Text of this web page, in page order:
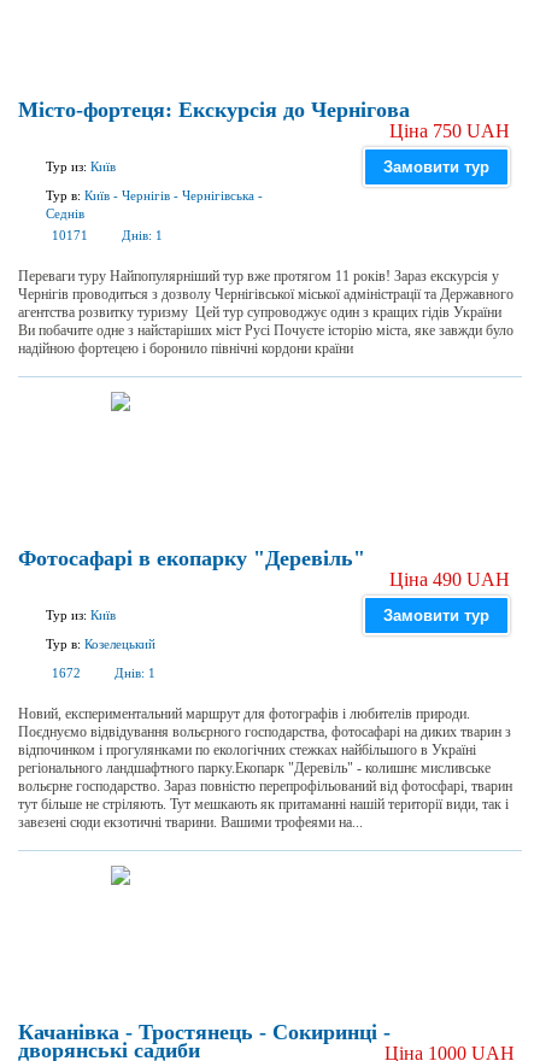
Місто-фортеця: Екскурсія до Чернігова
Тур из: Київ
Тур в: Київ - Чернігів - Чернігівська -
Седнів
10171
Днів: 1
Ціна 750 UAH
Замовити тур
Переваги туру Найпопулярніший тур вже протягом 11 років! Зараз екскурсія у
Чернігів проводиться з дозволу Чернігівської міської адміністрації та Державного
агентства розвитку туризму Цей тур супроводжує один з кращих гідів України
Ви побачите одне з найстаріших міст Русі Почуєте історію міста, яке завжди було
надійною фортецею і боронило північні кордони країни
Фотосафарі в екопарку "Деревіль"
Тур из: Київ
Тур в: Козелецький
1672
Днів: 1
Ціна 490 UAH
Замовити тур
Новий, експериментальний маршрут для фотографів і любителів природи.
Поєднуємо відвідування вольєрного господарства, фотосафарі на диких тварин з
відпочинком і прогулянками по екологічних стежках найбільшого в Україні
регіонального ландшафтного парку.Екопарк "Деревіль" - колишнє мисливське
вольєрне господарство. Зараз повністю перепрофільований від фотосфарі, тварин
тут більше не стріляють. Тут мешкають як притаманні нашій території види, так і
завезені сюди екзотичні тварини. Вашими трофеями на...
Качанівка - Тростянець - Сокиринці -
дворянські садиби Ціна 1000 UAH